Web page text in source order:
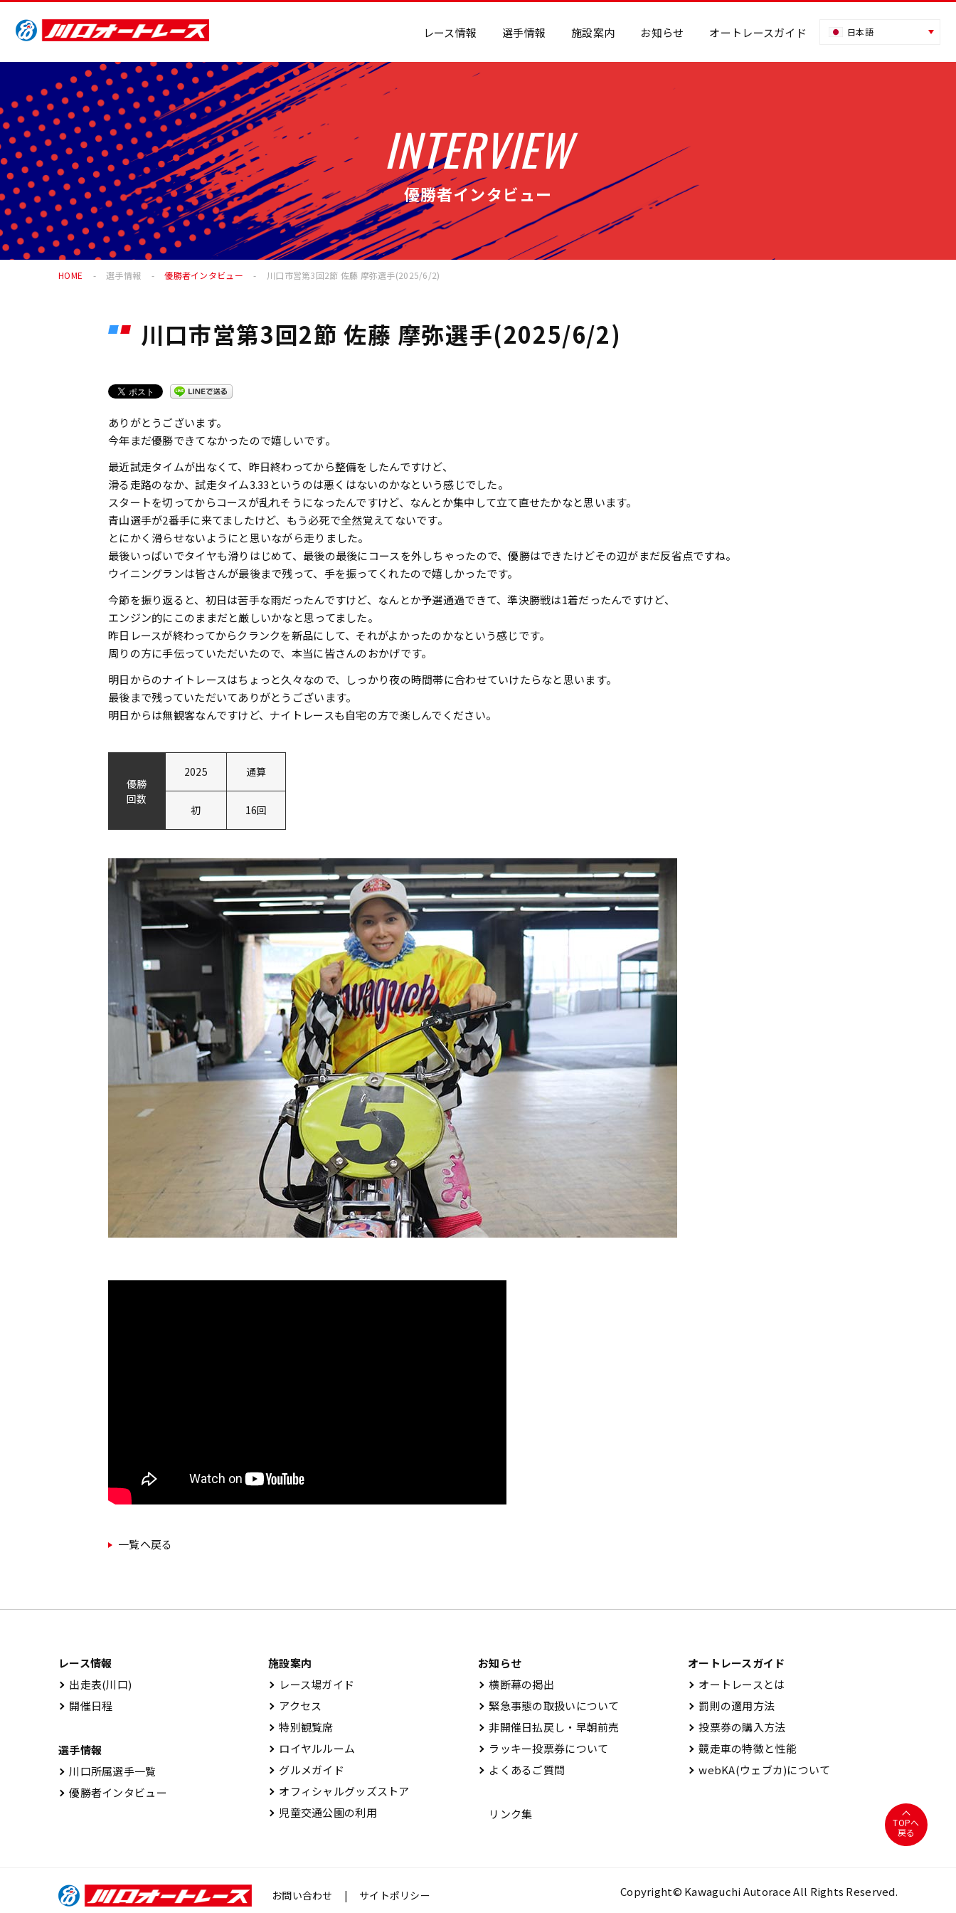
レース情報 選手情報 施設案内 お知らせ オートレースガイド 日本語
INTERVIEW
優勝者インタビュー
HOME 選手情報 優勝者インタビュー 川口市営第3回2節 佐藤 摩弥選手(2025/6/2)
川口市営第3回2節 佐藤 摩弥選手(2025/6/2)
ありがとうございます。
今年まだ優勝できてなかったので嬉しいです。
最近試走タイムが出なくて、昨日終わってから整備をしたんですけど、
滑る走路のなか、試走タイム3.33というのは悪くはないのかなという感じでした。
スタートを切ってからコースが乱れそうになったんですけど、なんとか集中して立て直せたかなと思います。
青山選手が2番手に来てましたけど、もう必死で全然覚えてないです。
とにかく滑らせないようにと思いながら走りました。
最後いっぱいでタイヤも滑りはじめて、最後の最後にコースを外しちゃったので、優勝はできたけどその辺がまだ反省点ですね。
ウイニングランは皆さんが最後まで残って、手を振ってくれたので嬉しかったです。
今節を振り返ると、初日は苦手な雨だったんですけど、なんとか予選通過できて、準決勝戦は1着だったんですけど、
エンジン的にこのままだと厳しいかなと思ってました。
昨日レースが終わってからクランクを新品にして、それがよかったのかなという感じです。
周りの方に手伝っていただいたので、本当に皆さんのおかげです。
明日からのナイトレースはちょっと久々なので、しっかり夜の時間帯に合わせていけたらなと思います。
最後まで残っていただいてありがとうございます。
明日からは無観客なんですけど、ナイトレースも自宅の方で楽しんでください。
優勝
回数
2025 通算
初 16回
一覧ヘ戻る
レース情報
出⾛表(川⼝)
開催⽇程
選手情報
川口所属選手一覧
優勝者インタビュー
施設案内
レース場ガイド
アクセス
特別観覧席
ロイヤルルーム
グルメガイド
オフィシャルグッズストア
児童交通公園の利用
お知らせ
横断幕の掲出
緊急事態の取扱いについて
非開催日払戻し・早朝前売
ラッキー投票券について
よくあるご質問
リンク集
オートレースガイド
オートレースとは
罰則の適用方法
投票券の購入方法
競走車の特徴と性能
webKA(ウェブカ)について
TOPへ
戻る
お問い合わせ サイトポリシー Copyright© Kawaguchi Autorace All Rights Reserved.